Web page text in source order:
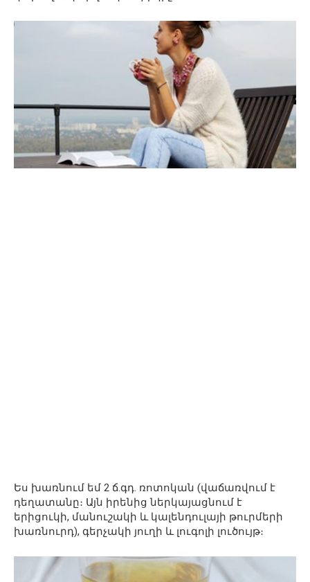
Ես խառնում եմ 2 ճ.գդ. ռոտոկան (վաճառվում է
դեղատանը։ Այն իրենից ներկայացնում է
երիցուկի, մանուշակի և կալենդուլայի թուրմերի
խառնուրդ), գերչակի յուղի և լուգոլի լուծույթ։